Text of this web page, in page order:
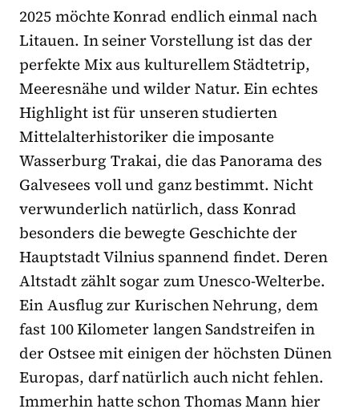
2025 möchte Konrad endlich einmal nach
Litauen. In seiner Vorstellung ist das der
perfekte Mix aus kulturellem Städtetrip,
Meeresnähe und wilder Natur. Ein echtes
Highlight ist für unseren studierten
Mittelalterhistoriker die imposante
Wasserburg Trakai, die das Panorama des
Galvesees voll und ganz bestimmt. Nicht
verwunderlich natürlich, dass Konrad
besonders die bewegte Geschichte der
Hauptstadt Vilnius spannend findet. Deren
Altstadt zählt sogar zum Unesco-Welterbe.
Ein Ausflug zur Kurischen Nehrung, dem
fast 100 Kilometer langen Sandstreifen in
der Ostsee mit einigen der höchsten Dünen
Europas, darf natürlich auch nicht fehlen.
Immerhin hatte schon Thomas Mann hier